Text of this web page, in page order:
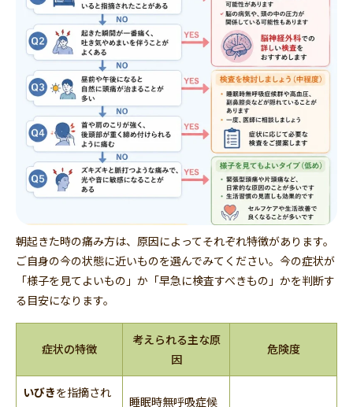
朝起きた時の痛み方は、原因によってそれぞれ特徴があります。
ご自身の今の状態に近いものを選んでみてください。今の症状が
「様子を見てよいもの」か「早急に検査すべきもの」かを判断す
る目安になります。
症状の特徴
考えられる主な原
因
危険度
いびきを指摘され
睡眠時無呼吸症候